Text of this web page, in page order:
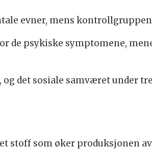
evner, mens
de psykiske symptomene,
det sosiale samværet under
stoff som øker produksjonen